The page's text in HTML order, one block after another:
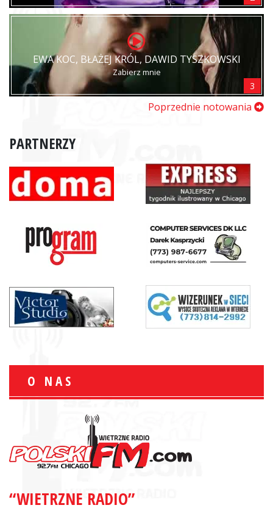
EWA KOC, BŁAŻEJ KRÓL, DAWID TYSZKOWSKI
Zabierz mnie
3
Poprzednie notowania
PARTNERZY
O NAS
“WIETRZNE RADIO”